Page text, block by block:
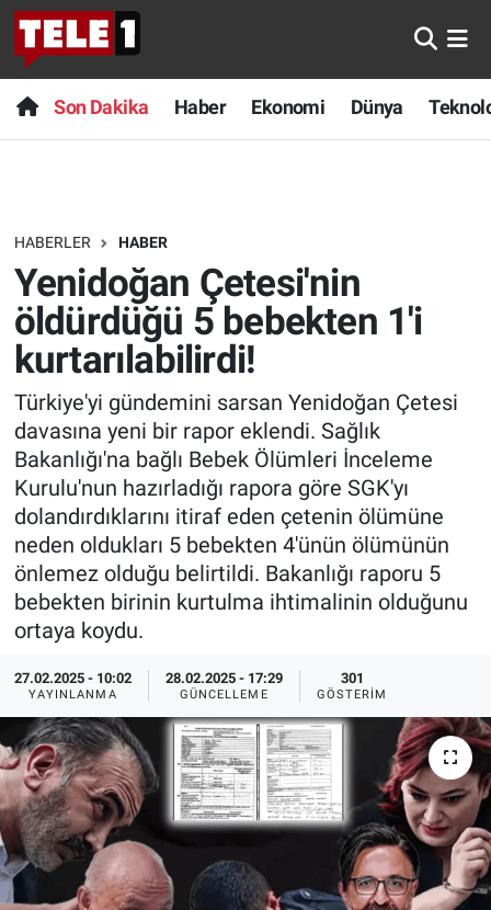
Son Dakika Haber Ekonomi Dünya
HABERLER HABER
Yenidoğan Çetesi'nin
öldürdüğü 5 bebekten 1'i
kurtarılabilirdi!
Türkiye'yi gündemini sarsan Yenidoğan Çetesi
davasına yeni bir rapor eklendi. Sağlık
Bakanlığı'na bağlı Bebek Ölümleri İnceleme
Kurulu'nun hazırladığı rapora göre SGK'yı
dolandırdıklarını itiraf eden çetenin ölümüne
neden oldukları 5 bebekten 4'ünün ölümünün
önlemez olduğu belirtildi. Bakanlığı raporu 5
bebekten birinin kurtulma ihtimalinin olduğunu
ortaya koydu.
27.02.2025 - 10:02
YAYINLANMA
28.02.2025 - 17:29
GÜNCELLEME
301
GÖSTERIM
Anında Manşet
Başka Sohbetler
Bilim turu
Bilim ve Teknoloji Evreni
Doğa Konuşuyor
Dünya
Ege Saati
Ege'den Esintiler
Eğitim
Eğlence
Ekonomi
Forum
Gerçeğin İzinde
Gün Başlıyor
Son Dakika
Haber
Dünya
Teknoloji
Sağlık
Spor
Yayın Akışı
İletişim
Nöbetçi Eczaneler
Hava Durumu
Trafik Durumu
Süper Lig Puan Durumu ve Fikstür
Tüm Manşetler
Son Dakika Haberleri
Haber Arşivi